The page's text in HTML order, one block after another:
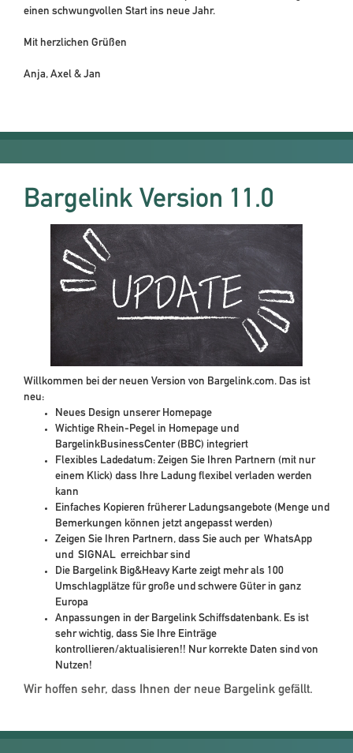
einen schwungvollen Start ins neue Jahr.
Mit herzlichen Grüßen
Anja, Axel & Jan
Bargelink Version 11.0
Willkommen bei der neuen Version von Bargelink.com. Das ist
neu:
Neues Design unserer Homepage
Wichtige Rhein-Pegel in Homepage und
BargelinkBusinessCenter (BBC) integriert
Flexibles Ladedatum: Zeigen Sie Ihren Partnern (mit nur
einem Klick) dass Ihre Ladung flexibel verladen werden
kann
Einfaches Kopieren früherer Ladungsangebote (Menge und
Bemerkungen können jetzt angepasst werden)
Zeigen Sie Ihren Partnern, dass Sie auch per WhatsApp
und SIGNAL erreichbar sind
Die Bargelink Big&Heavy Karte zeigt mehr als 100
Umschlagplätze für große und schwere Güter in ganz
Europa
Anpassungen in der Bargelink Schiffsdatenbank. Es ist
sehr wichtig, dass Sie Ihre Einträge
kontrollieren/aktualisieren!! Nur korrekte Daten sind von
Nutzen!
Wir hoffen sehr, dass Ihnen der neue Bargelink gefällt.